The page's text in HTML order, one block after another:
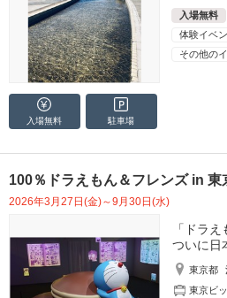
入場無料
体験イベ
その他の
入場無料 駐車場
100％ドラえもん＆フレンズ in 東
2026年3月27日(金)～9月30日(水)
「ドラ
ついに日
東京都
東京ビ